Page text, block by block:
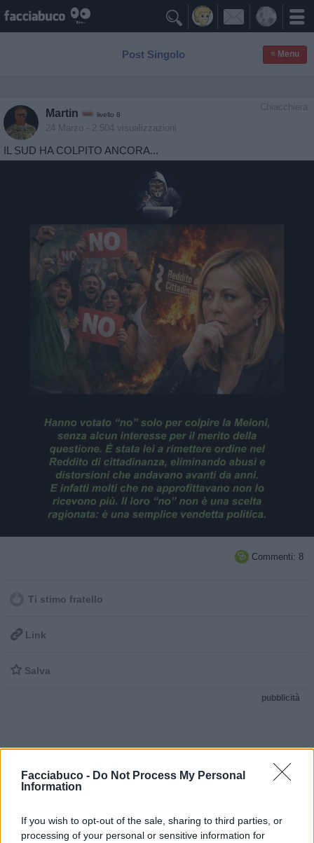
Facciabuco - Do Not Process My Personal
Information
If you wish to opt-out of the sale, sharing to third parties, or
processing of your personal or sensitive information for

Post Singolo ≡ Menu
Chiacchiera
Martin livello 8
24 Marzo - 2.504 visualizzazioni
IL SUD HA COLPITO ANCORA...
 Commenti: 8
Ti stimo fratello
 Link
 Salva
pubblicità